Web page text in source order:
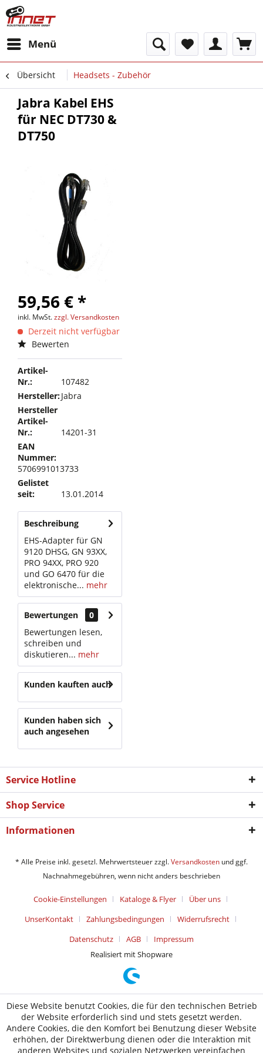
Menü
Übersicht Headsets - Zubehör
Jabra Kabel EHS
für NEC DT730 &
DT750
59,56 € *
inkl. MwSt.zzgl. Versandkosten
Derzeit nicht verfügbar
Bewerten
Artikel-
Nr.:
107482
Hersteller:Jabra
Hersteller
Artikel-
Nr.:
14201-31
EAN
Nummer:
5706991013733
Gelistet
seit:
13.01.2014
Beschreibung
EHS-Adapter für GN
9120 DHSG, GN 93XX,
PRO 94XX, PRO 920
und GO 6470 für die
elektronische... mehr
Bewertungen
0
Bewertungen lesen,
schreiben und
diskutieren... mehr
Kunden kauften auch
Kunden haben sich
auch angesehen
Service Hotline
Shop Service
Informationen
* Alle Preise inkl. gesetzl. Mehrwertsteuer zzgl.Versandkosten und ggf.
Nachnahmegebühren, wenn nicht anders beschrieben
Cookie-Einstellungen Kataloge & Flyer
Über uns
UnserKontakt
Zahlungsbedingungen
Widerrufsrecht
Datenschutz
AGB
Impressum
Realisiert mit Shopware
Diese Website benutzt Cookies, die für den technischen Betrieb
der Website erforderlich sind und stets gesetzt werden.
Andere Cookies, die den Komfort bei Benutzung dieser Website
erhöhen, der Direktwerbung dienen oder die Interaktion mit
anderen Websites und sozialen Netzwerken vereinfachen